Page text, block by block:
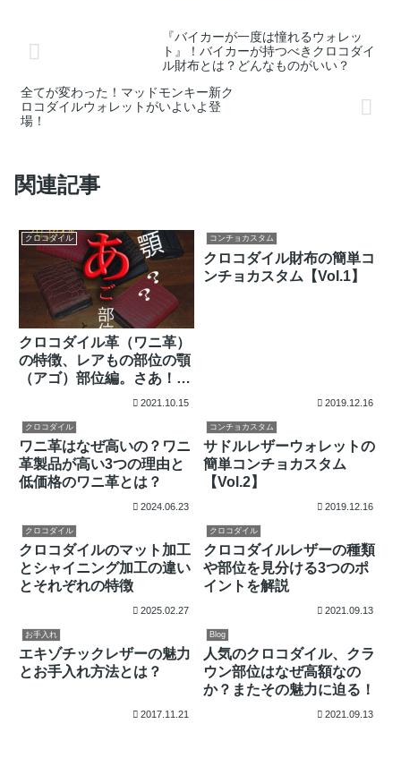
『バイカーが一度は憧れるウォレッ
ト』！バイカーが持つべきクロコダイ
ル財布とは？どんなものがいい？
全てが変わった！マッドモンキー新ク
ロコダイルウォレットがいよいよ登
場！
関連記事
クロコダイル
クロコダイル革（ワニ革）
の特徴、レアもの部位の顎
（アゴ）部位編。さあ！こ
の部位が見極められるか
2021.10.15
コンチョカスタム
クロコダイル財布の簡単コ
ンチョカスタム【Vol.1】
2019.12.16
クロコダイル
ワニ革はなぜ高いの？ワニ
革製品が高い3つの理由と
低価格のワニ革とは？
2024.06.23
コンチョカスタム
サドルレザーウォレットの
簡単コンチョカスタム
【Vol.2】
2019.12.16
クロコダイル
クロコダイルのマット加工
とシャイニング加工の違い
とそれぞれの特徴
2025.02.27
クロコダイル
クロコダイルレザーの種類
や部位を見分ける3つのポ
イントを解説
2021.09.13
お手入れ
エキゾチックレザーの魅力
とお手入れ方法とは？
2017.11.21
Blog
人気のクロコダイル、クラ
ウン部位はなぜ高額なの
か？またその魅力に迫る！
2021.09.13